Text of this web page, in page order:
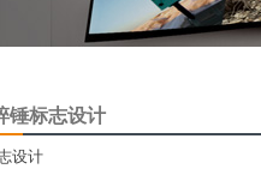
锤标志设计
设计